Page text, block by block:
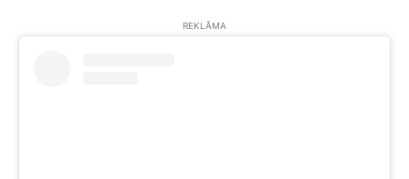
REKLĀMA